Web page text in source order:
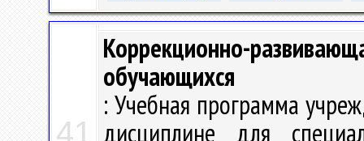
41
Коррекционно-
обучающихся
: Учебная программа
дисциплине для